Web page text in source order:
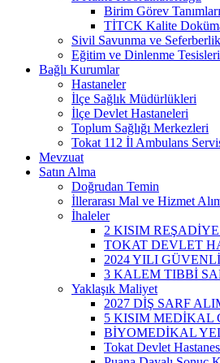
Birim Görev Tanımları
TİTCK Kalite
Sivil Savunma ve
Eğitim ve Dinlenme
Bağlı Kurumlar
Hastaneler
İlçe Sağlık Müdürlükleri
İlçe Devlet Hastaneleri
Toplum Sağlığı Merkezleri
Tokat 112 İl Ambulans
Mevzuat
Satın Alma
Doğrudan Temin
İllerarası Mal ve Hizmet
İhaleler
2 KISIM
TOKAT DEVLET
2024 YILI
3 KALEM TIBBİ
Yaklaşık Maliyet
2027 DİŞ SARF
5 KISIM MEDİKAL
BİYOMEDİKAL
Tokat Devlet